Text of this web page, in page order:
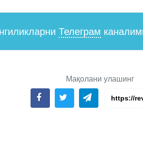
Телеграм
Мақолани улашинг